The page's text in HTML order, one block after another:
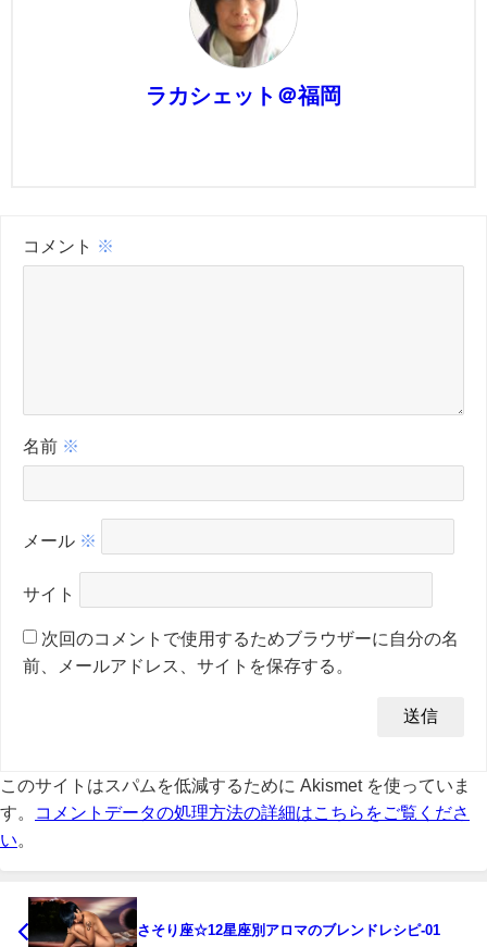
ラカシェット＠福岡
コメント ※
名前 ※
メール ※
サイト
次回のコメントで使用するためブラウザーに自分の名
前、メールアドレス、サイトを保存する。
このサイトはスパムを低減するために Akismet を使っていま
す。
コメントデータの処理方法の詳細はこちらをご覧くださ
い
さそり座☆12星座別アロマのブレンドレシピ-01